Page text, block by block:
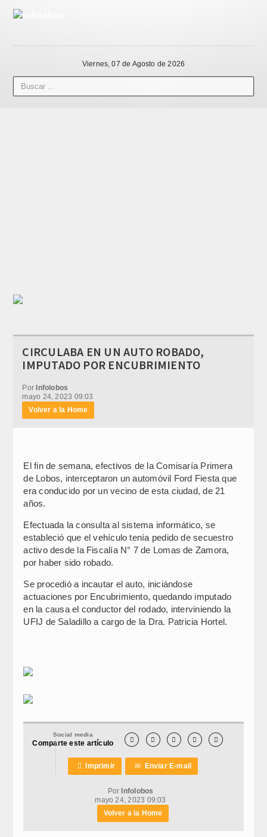
Viernes, 07 de Agosto de 2026
CIRCULABA EN UN AUTO ROBADO,
IMPUTADO POR ENCUBRIMIENTO
Por Infolobos
mayo 24, 2023 09:03
Volver a la Home
El fin de semana, efectivos de la Comisaría Primera
de Lobos, interceptaron un automóvil Ford Fiesta que
era conducido por un vecino de esta ciudad, de 21
años.
Efectuada la consulta al sistema informático, se
estableció que el vehículo tenía pedido de secuestro
activo desde la Fiscalía N° 7 de Lomas de Zamora,
por haber sido robado.
Se procedió a incautar el auto, iniciándose
actuaciones por Encubrimiento, quedando imputado
en la causa el conductor del rodado, interviniendo la
UFIJ de Saladillo a cargo de la Dra. Patricia Hortel.
Social media
Comparte este artículo     
 Imprimir ✉ Enviar E-mail
Por Infolobos
mayo 24, 2023 09:03
Volver a la Home